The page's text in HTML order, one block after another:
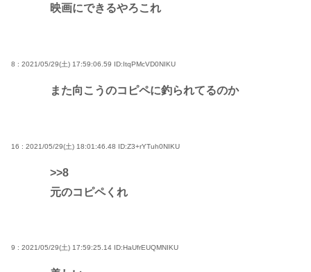
映画にできるやろこれ
8 : 2021/05/29(土) 17:59:06.59 ID:ItqPMcVD0NIKU
また向こうのコピペに釣られてるのか
16 : 2021/05/29(土) 18:01:46.48 ID:Z3+rYTuh0NIKU
>>8
元のコピペくれ
9 : 2021/05/29(土) 17:59:25.14 ID:HaUfrEUQMNIKU